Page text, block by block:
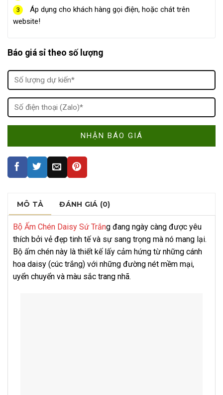
3
Áp dụng cho khách hàng gọi điện, hoặc chát trên
website!
Báo giá sỉ theo số lượng
MÔ TẢ ĐÁNH GIÁ (0)
Bộ Ấm Chén Daisy Sứ Trắng đang ngày càng được yêu
thích bởi vẻ đẹp tinh tế và sự sang trọng mà nó mang lại.
Bộ ấm chén này là thiết kế lấy cảm hứng từ những cánh
hoa daisy (cúc trắng) với những đường nét mềm mại,
uyển chuyển và màu sắc trang nhã.